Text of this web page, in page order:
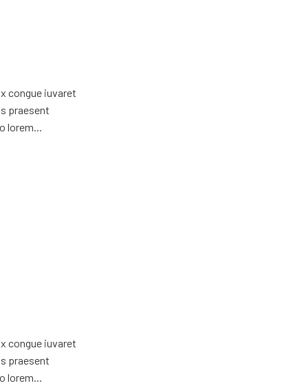
congue iuvaret
praesent
lorem...
congue iuvaret
praesent
lorem...